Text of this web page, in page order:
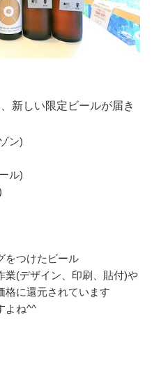
新しい限定ビールが届き
ン)
ル)
をつけたビール
業(デザイン、印刷、貼付)や
格に還元されています
よね^^